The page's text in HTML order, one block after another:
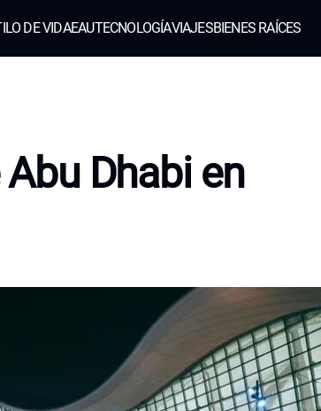
DE VIDAEAUTECNOLOGÍAVIAJESBIENES RAÍCES
Abu Dhabi en